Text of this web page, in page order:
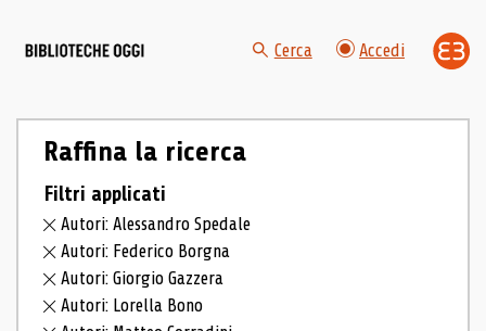
Cerca Accedi
Raffina la ricerca
Filtri applicati
Autori: Alessandro Spedale
Autori: Federico Borgna
Autori: Giorgio Gazzera
Autori: Lorella Bono